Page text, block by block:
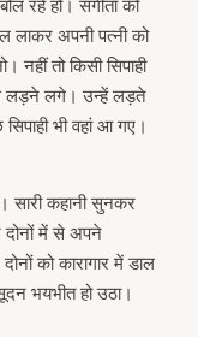
रहे हो। संगीता को
लाकर अपनी पत्नी को
नहीं तो किसी सिपाही
लड़ने लगे। उन्हें लड़ते
भी वहां आ गए।
सारी कहानी सुनकर
दोनों में से अपने
को कारागार में डाल
भयभीत हो उठा।